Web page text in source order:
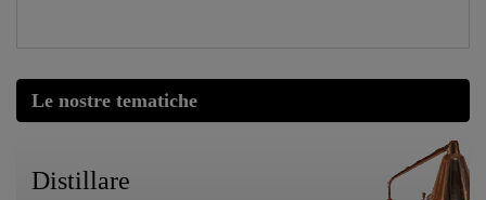
Le nostre tematiche
Distillare